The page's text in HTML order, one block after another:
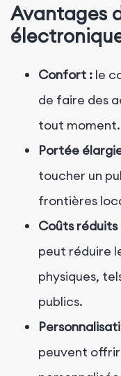
Avantages
Confort : le
de faire des
tout moment.
Portée
toucher un
frontières
Coûts réduits
peut réduire
physiques,
publics.
peuvent